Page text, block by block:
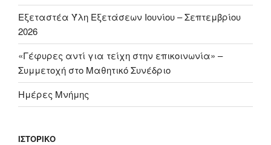
Εξεταστέα Ύλη Εξετάσεων Ιουνίου – Σεπτεμβρίου
2026
«Γέφυρες αντί για τείχη στην επικοινωνία» –
Συμμετοχή στο Μαθητικό Συνέδριο
Ημέρες Μνήμης
ΙΣΤΟΡΙΚΌ